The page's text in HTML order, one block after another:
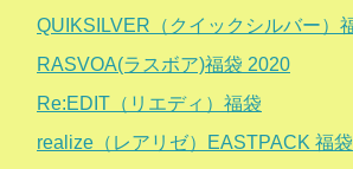
QUIKSILVER（クイックシルバー）
RASVOA(ラスボア)福袋 2020
Re:EDIT（リエディ）福袋
realize（レアリゼ）EASTPACK 福袋